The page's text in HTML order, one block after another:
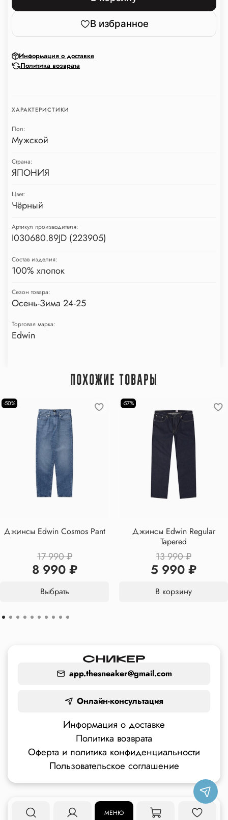
В избранное
Информация о доставке
Политика возврата
ХАРАКТЕРИСТИКИ
Пол:
Мужской
Страна:
ЯПОНИЯ
Цвет:
Чёрный
Артикул производителя:
I030680.89JD (223905)
Состав изделия:
100% хлопок
Сезон товара:
Осень-Зима 24-25
Торговая марка:
Edwin
ПОХОЖИЕ ТОВАРЫ
-50%
Джинсы Edwin Cosmos Pant
17 990 ₽
8 990 ₽
Выбрать
-57%
Джинсы Edwin Regular
Tapered
13 990 ₽
5 990 ₽
В корзину
app.thesneaker@gmail.com
Онлайн-консультация
Информация о доставке
Политика возврата
Оферта и политика конфиденциальности
Пользовательское соглашение
МЕНЮ